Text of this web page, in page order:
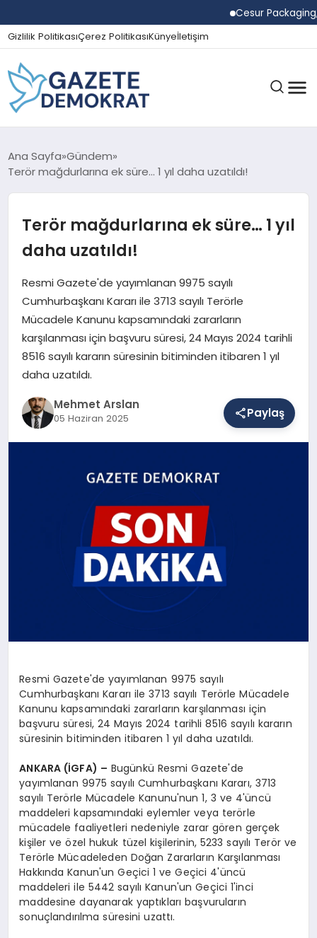
Cesur Packaging,
Gizlilik PolitikasıÇerez PolitikasıKünyeİletişim
GÜNDEM
SPOR
SAĞLIK
EĞITIM
Ana Sayfa Gündem
Terör mağdurlarına ek süre… 1 yıl daha uzatıldı!
Terör mağdurlarına ek süre… 1 yıl
daha uzatıldı!
Resmi Gazete'de yayımlanan 9975 sayılı
Cumhurbaşkanı Kararı ile 3713 sayılı Terörle
Mücadele Kanunu kapsamındaki zararların
karşılanması için başvuru süresi, 24 Mayıs 2024 tarihli
8516 sayılı kararın süresinin bitiminden itibaren 1 yıl
daha uzatıldı.
Mehmet Arslan
05 Haziran 2025 Paylaş
Resmi Gazete'de yayımlanan 9975 sayılı
Cumhurbaşkanı Kararı ile 3713 sayılı Terörle Mücadele
Kanunu kapsamındaki zararların karşılanması için
başvuru süresi, 24 Mayıs 2024 tarihli 8516 sayılı kararın
süresinin bitiminden itibaren 1 yıl daha uzatıldı.
ANKARA (İGFA) – Bugünkü Resmi Gazete'de
yayımlanan 9975 sayılı Cumhurbaşkanı Kararı, 3713
sayılı Terörle Mücadele Kanunu'nun 1, 3 ve 4'üncü
maddeleri kapsamındaki eylemler veya terörle
mücadele faaliyetleri nedeniyle zarar gören gerçek
kişiler ve özel hukuk tüzel kişilerinin, 5233 sayılı Terör ve
Terörle Mücadeleden Doğan Zararların Karşılanması
Hakkında Kanun'un Geçici 1 ve Geçici 4'üncü
maddeleri ile 5442 sayılı Kanun'un Geçici 1'inci
maddesine dayanarak yaptıkları başvuruların
sonuçlandırılma süresini uzattı.